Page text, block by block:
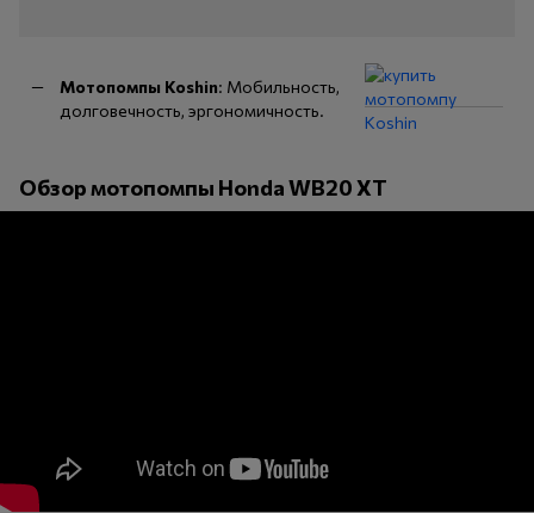
Мотопомпы Koshin: Мобильность,
долговечность, эргономичность.
Обзор мотопомпы Honda WB20 XT